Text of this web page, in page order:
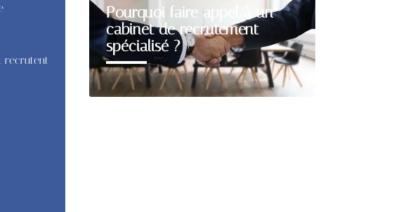
recrutent
Pourquoi faire appel à un
cabinet de recrutement
spécialisé ?